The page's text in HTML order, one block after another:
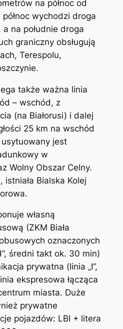
na północ od
wychodzi droga
na południe droga
graniczny obsługują
Terespolu,
także ważna linia
– wschód, z
(na Białorusi) i dalej
25 km na wschód
usytuowany jest
w
Wolny Obszar Celny.
istniała Bialska Kolej
własną
(ZKM Biała
oznaczonych
średni takt ok. 30 min)
prywatna (linia „I”,
ekspresowa łącząca
miasta. Duże
prywatne
pojazdów: LBI + litera